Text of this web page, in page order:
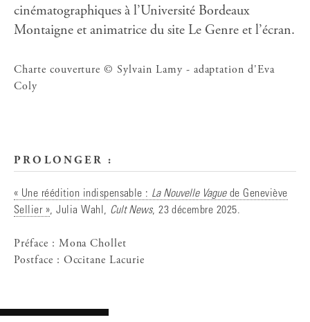
cinématographiques à l’Université Bordeaux
Montaigne et animatrice du site Le Genre et l’écran.
Charte couverture © Sylvain Lamy - adaptation d'Eva
Coly
PROLONGER :
« Une réédition indispensable : La Nouvelle Vaguede Geneviève
Sellier », Julia Wahl, Cult News, 23 décembre 2025.
Préface : Mona Chollet
Postface : Occitane Lacurie